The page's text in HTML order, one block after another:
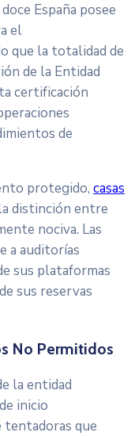
España posee
el
que la totalidad de
de la Entidad
certificación
de
protegido, casas
distinción entre
nociva. Las
a auditorías
sus plataformas
sus reservas
No Permitidos
la entidad
inicio
tentadoras que